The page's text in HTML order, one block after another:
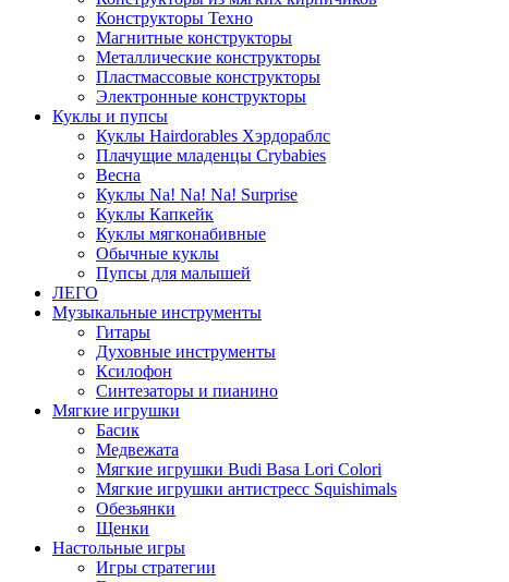
Конструкторы Техно
Магнитные конструкторы
Металлические конструкторы
Пластмассовые конструкторы
Электронные конструкторы
Куклы и пупсы
Куклы Hairdorables Хэрдораблс
Плачущие младенцы Crybabies
Весна
Куклы Na! Na! Na! Surprise
Куклы Капкейк
Куклы мягконабивные
Обычные куклы
Пупсы для малышей
ЛЕГО
Музыкальные инструменты
Гитары
Духовные инструменты
Ксилофон
Синтезаторы и пианино
Мягкие игрушки
Басик
Медвежата
Мягкие игрушки Budi Basa Lori Colori
Мягкие игрушки антистресс Squishimals
Обезьянки
Щенки
Настольные игры
Игры стратегии